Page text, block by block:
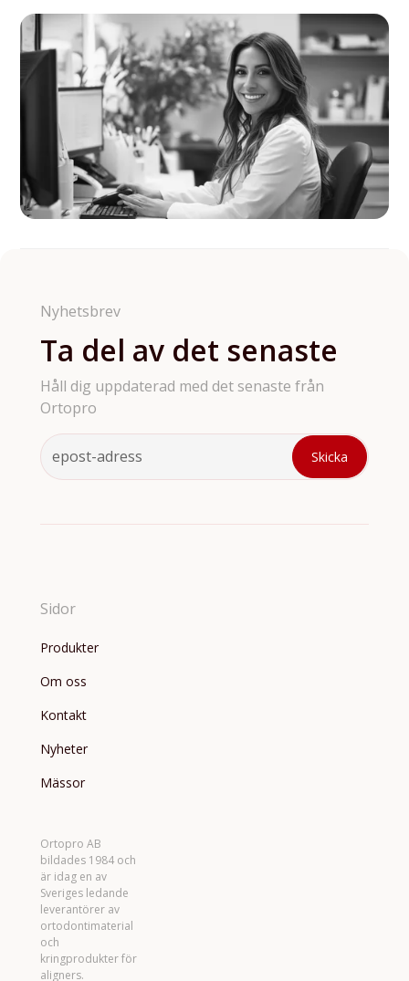
Nyhetsbrev
Ta del av det senaste
Håll dig uppdaterad med det senaste från
Ortopro
Sidor
Produkter
Om oss
Kontakt
Nyheter
Mässor
Ortopro AB
bildades 1984 och
är idag en av
Sveriges ledande
leverantörer av
ortodontimaterial
och
kringprodukter för
aligners.